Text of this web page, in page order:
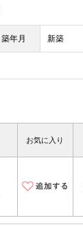
築年月 新築
お気に入り